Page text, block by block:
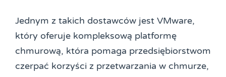
Jednym z takich dostawców jest VMware,
który oferuje kompleksową platformę
chmurową, która pomaga przedsiębiorstwom
czerpać korzyści z przetwarzania w chmurze,